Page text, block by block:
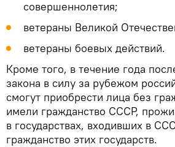
совершеннолетия;
ветераны Великой
ветераны боевых действий.
Кроме того, в течение года
закона в силу за рубежом
смогут приобрести лица без
имели гражданство СССР,
в государствах, входивших в
гражданство этих государств.